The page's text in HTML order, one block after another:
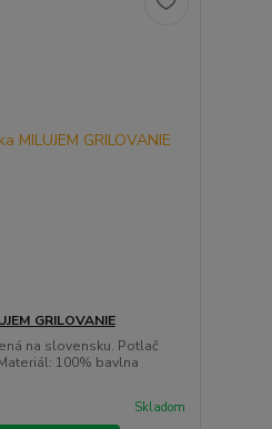
GRILOVANIE
na slovensku. Potlač
100% bavlna
Skladom